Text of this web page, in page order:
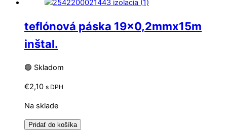
teflónová páska 19×0,2mmx15m
inštal.
🟢 Skladom
€2,10 s DPH
Na sklade
Pridať do košíka